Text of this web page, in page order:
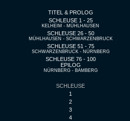
TITEL & PROLOG
SCHLEUSE 1 - 25
KELHEIM - MÜHLHAUSEN
SCHLEUSE 26 - 50
MÜHLHAUSEN - SCHWARZENBRUCK
SCHLEUSE 51 - 75
SCHWARZENBRUCK - NÜRNBERG
SCHLEUSE 76 - 100
EPILOG
NÜRNBERG - BAMBERG
SCHLEUSE
1
2
3
4